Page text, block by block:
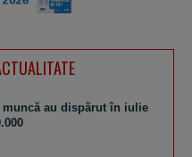
muncă au dispărut în iulie